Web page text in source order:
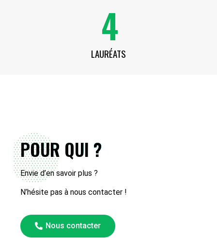
4
LAURÉATS
POUR QUI ?
Envie d’en savoir plus ?
N’hésite pas à nous contacter !
Nous contacter